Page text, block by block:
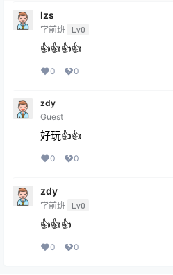
lzs
学前班 Lv0
👍👍👍👍
0 0
zdy
Guest
好玩👍👍
0 0
zdy
学前班 Lv0
👍👍👍
0 0